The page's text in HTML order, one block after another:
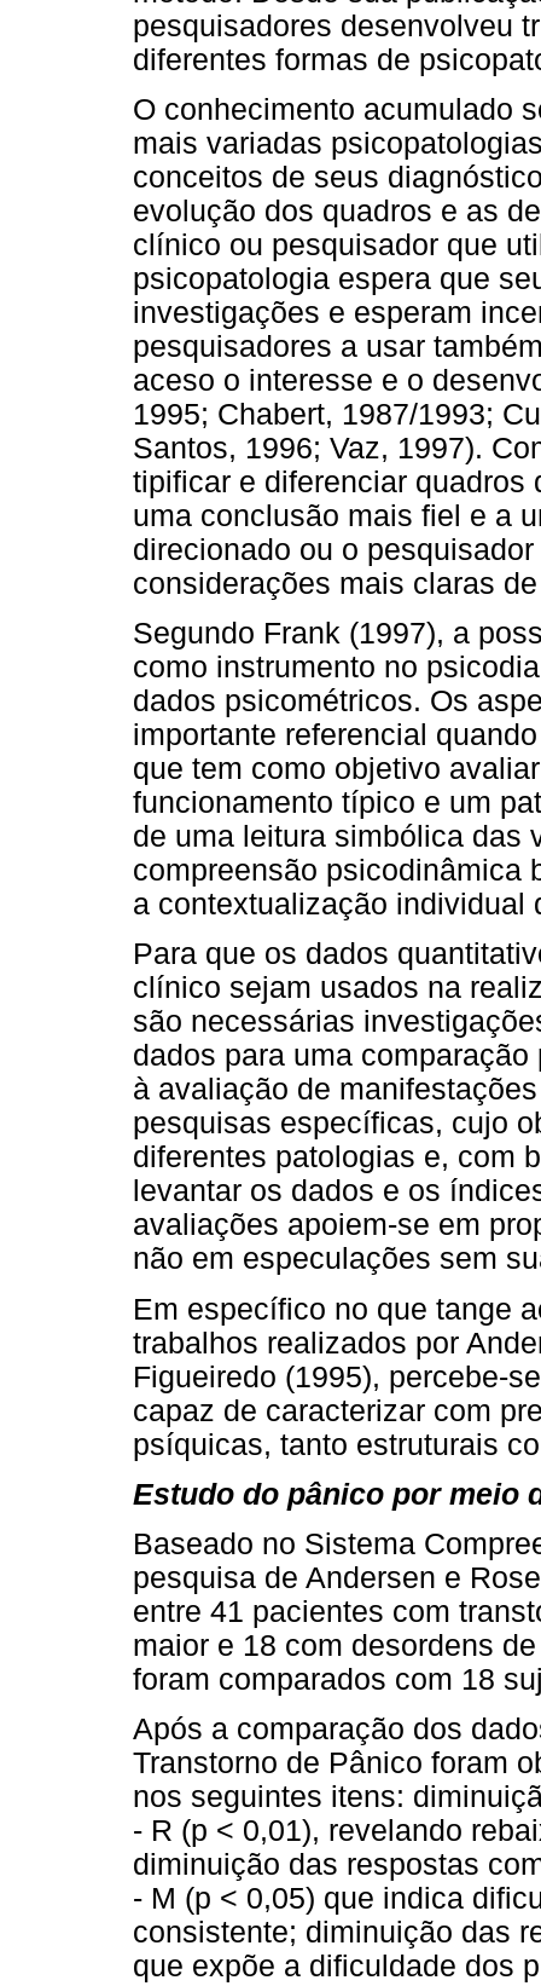
pesquisadores desenvolveu
diferentes formas de
O conhecimento acumulado
mais variadas
conceitos de seus
evolução dos quadros e as
clínico ou pesquisador que
psicopatologia espera que
investigações e esperam
pesquisadores a usar
aceso o interesse e o
1995; Chabert, 1987/1993;
Santos, 1996; Vaz, 1997).
tipificar e diferenciar
uma conclusão mais fiel e a
direcionado ou o
considerações mais claras
Segundo Frank (1997), a
como instrumento no
dados psicométricos. Os
importante referencial
que tem como objetivo
funcionamento típico e um
de uma leitura simbólica das
compreensão psicodinâmica
a contextualização individual
Para que os dados
clínico sejam usados na
são necessárias
dados para uma
à avaliação de
pesquisas específicas, cujo
diferentes patologias e, com
levantar os dados e os
avaliações apoiem-se em
não em especulações sem
Em específico no que tange
trabalhos realizados por
Figueiredo (1995), percebe-
capaz de caracterizar com
psíquicas, tanto estruturais
Estudo do pânico por meio
Baseado no Sistema
pesquisa de Andersen e
entre 41 pacientes com
maior e 18 com desordens
foram comparados com 18
Após a comparação dos
Transtorno de Pânico foram
nos seguintes itens:
- R (p < 0,01), revelando
diminuição das respostas
- M (p < 0,05) que indica
consistente; diminuição das
que expõe a dificuldade dos